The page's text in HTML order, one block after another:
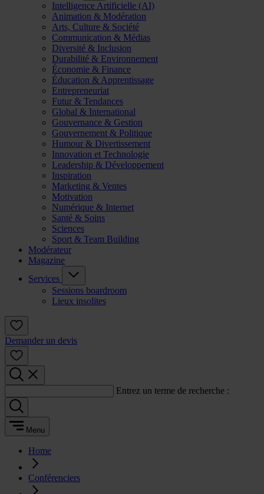
Intelligence Artificielle (AI)
Animation & Modération
Arts, Culture & Société
Communication & Médias
Diversité & Inclusion
Durabilité & Environnement
Économie & Finance
Éducation & Apprentissage
Entrepreneuriat
Futur & Tendances
Global & International
Gouvernance & Gestion
Gouvernement & Politique
Humour & Divertissement
Innovation et Technologie
Leadership & Développement
Inspiration
Marketing & Ventes
Motivation
Numérique & Internet
Santé & Soins
Sciences
Sport & Team Building
Modérateur
Magazine
Services
Sessions boardroom
Lieux insolites
Demander un devis
Entrez un terme de recherche :
Menu
Home
Conférenciers